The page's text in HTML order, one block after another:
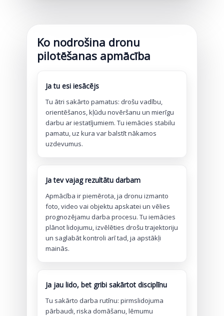
Ko nodrošina dronu
pilotēšanas apmācība
Ja tu esi iesācējs
Tu ātri sakārto pamatus: drošu vadību,
orientēšanos, kļūdu novēršanu un mierīgu
darbu ar iestatījumiem. Tu iemācies stabilu
pamatu, uz kura var balstīt nākamos
uzdevumus.
Ja tev vajag rezultātu darbam
Apmācība ir piemērota, ja dronu izmanto
foto, video vai objektu apskatei un vēlies
prognozējamu darba procesu. Tu iemācies
plānot lidojumu, izvēlēties drošu trajektoriju
un saglabāt kontroli arī tad, ja apstākļi
mainās.
Ja jau lido, bet gribi sakārtot disciplīnu
Tu sakārto darba rutīnu: pirmslidojuma
pārbaudi, riska domāšanu, lēmumu